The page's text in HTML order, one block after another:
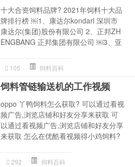
十大合资饲料品牌? 2021年饲料十大品
牌排行榜 ￼1、康达尔kondarl 深圳市
康达尔(集团)股份有限公司 2、正邦ZH
ENGBANG 正邦集团有限公司 ￼3、亚
105 饲料百科
饲料管链输送机的工作视频
oppo 丫鸭饲料怎么获取? 可以通过看视
频广告,浏览店铺和好友分享来获取 可
以通过看视频广告,浏览店铺和好友分享
来获取 怎么在优酷看视频得小鸡饲料?
292 饲料百科